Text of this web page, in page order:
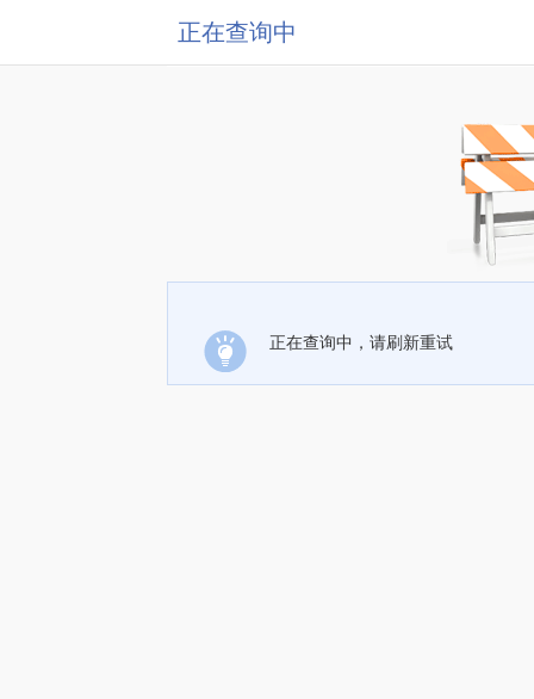
正在查询中
正在查询中，请刷新重试